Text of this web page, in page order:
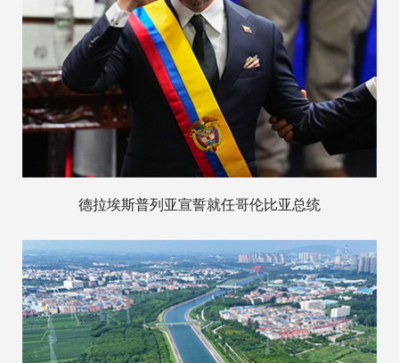
德拉埃斯普列亚宣誓就任哥伦比亚总统